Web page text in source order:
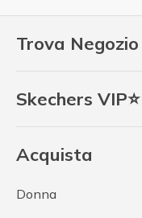
Trova Negozio
Skechers VIP⭐
Acquista
Donna